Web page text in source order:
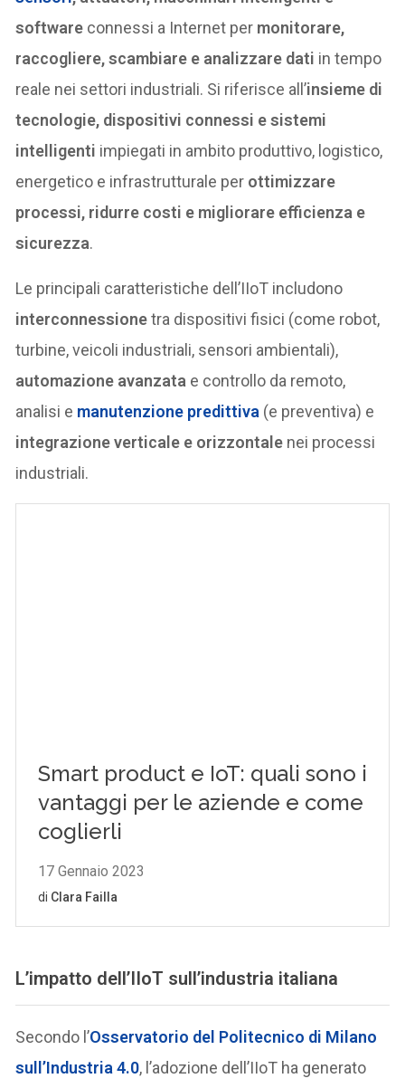
software connessi a Internet per monitorare,
raccogliere, scambiare e analizzare dati in tempo
reale nei settori industriali. Si riferisce all’insieme di
tecnologie, dispositivi connessi e sistemi
intelligenti impiegati in ambito produttivo, logistico,
energetico e infrastrutturale per ottimizzare
processi, ridurre costi e migliorare efficienza e
sicurezza.
Le principali caratteristiche dell’IIoT includono
interconnessionetra dispositivi fisici (come robot,
turbine, veicoli industriali, sensori ambientali),
automazione avanzata e controllo da remoto,
analisi e manutenzione predittiva (e preventiva) e
integrazione verticale e orizzontale nei processi
industriali.
L’impatto dell’IIoT sull’industria italiana
Secondo l’Osservatorio del Politecnico di Milano
sull’Industria 4.0, l’adozione dell’IIoT ha generato